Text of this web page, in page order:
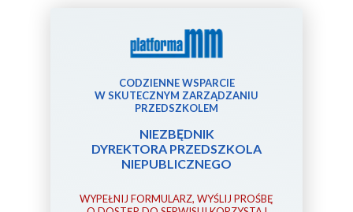
CODZIENNE WSPARCIE
W SKUTECZNYM ZARZĄDZANIU
PRZEDSZKOLEM
NIEZBĘDNIK
DYREKTORA PRZEDSZKOLA
NIEPUBLICZNEGO
WYPEŁNIJ FORMULARZ, WYŚLIJ PROŚBĘ